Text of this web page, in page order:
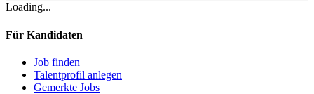
Loading...
Für Kandidaten
Job finden
Talentprofil anlegen
Gemerkte Jobs